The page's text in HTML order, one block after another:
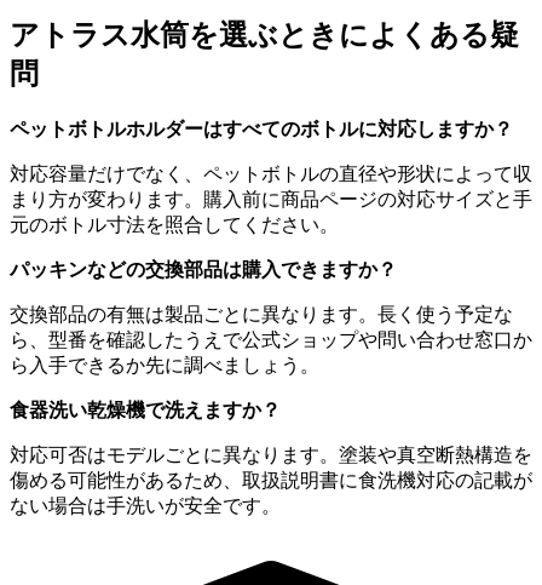
アトラス水筒を選ぶときによくある疑
問
ペットボトルホルダーはすべてのボトルに対応しますか？
対応容量だけでなく、ペットボトルの直径や形状によって収
まり方が変わります。購入前に商品ページの対応サイズと手
元のボトル寸法を照合してください。
パッキンなどの交換部品は購入できますか？
交換部品の有無は製品ごとに異なります。長く使う予定な
ら、型番を確認したうえで公式ショップや問い合わせ窓口か
ら入手できるか先に調べましょう。
食器洗い乾燥機で洗えますか？
対応可否はモデルごとに異なります。塗装や真空断熱構造を
傷める可能性があるため、取扱説明書に食洗機対応の記載が
ない場合は手洗いが安全です。